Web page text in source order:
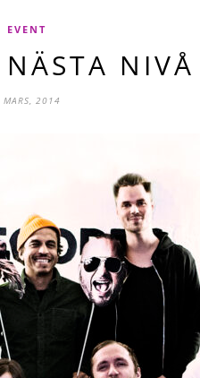
EVENT
NIVÅ
MARS, 2014